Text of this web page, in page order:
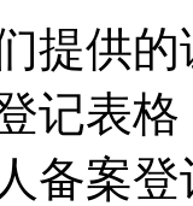
提供
记表
备案